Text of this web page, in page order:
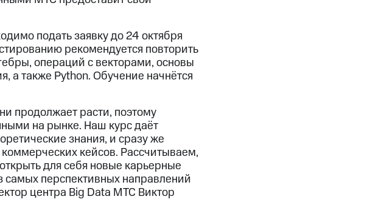
подать заявку до 24 октября
рекомендуется повторить
операций с векторами, основы
а также Python. Обучение начнётся
продолжает расти, поэтому
на рынке. Наш курс даёт
знания, и сразу же
кейсов. Рассчитываем,
для себя новые карьерные
самых перспективных направлений
центра Big Data МТС Виктор